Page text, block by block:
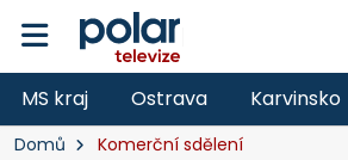
MS kraj Ostrava Karvinsko
Domů Komerční sdělení